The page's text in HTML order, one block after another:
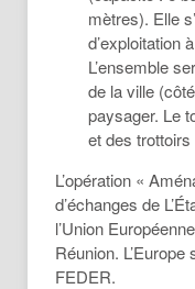
mètres). Elle
d’exploitation
L’ensemble
de la ville
paysager. Le
et des
L’opération «
d’échanges de
l’Union
Réunion.
FEDER.